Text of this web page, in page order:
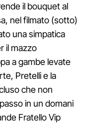
il bouquet al
nel filmato (sotto)
una simpatica
il mazzo
a gambe levate
Pretelli e la
che non
in un domani
Fratello Vip